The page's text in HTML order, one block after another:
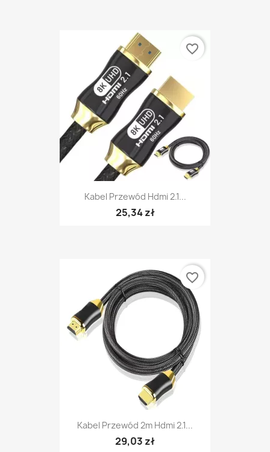
Kabel Przewód Hdmi 2.1...
25,34 zł
favorite_border
Kabel Przewód 2m Hdmi 2.1...
29,03 zł
favorite_border